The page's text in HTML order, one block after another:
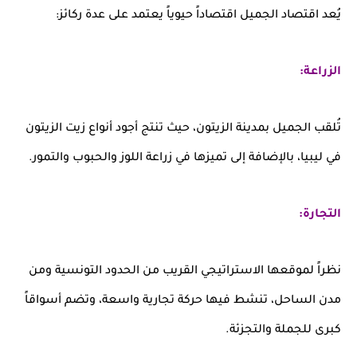
يُعد اقتصاد الجميل اقتصاداً حيوياً يعتمد على عدة ركائز:
الزراعة:
تُلقب الجميل بمدينة الزيتون، حيث تنتج أجود أنواع زيت الزيتون
في ليبيا، بالإضافة إلى تميزها في زراعة اللوز والحبوب والتمور.
التجارة:
نظراً لموقعها الاستراتيجي القريب من الحدود التونسية ومن
مدن الساحل، تنشط فيها حركة تجارية واسعة، وتضم أسواقاً
كبرى للجملة والتجزئة.